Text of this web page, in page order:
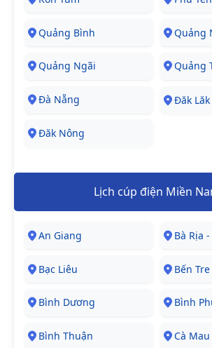
Quảng Bình Quảng
Quảng Ngãi Quảng
Đà Nẵng Đăk Lăk
Đăk Nông
Lịch cúp điện Miền
An Giang Bà Rịa
Bạc Liêu Bến Tre
Bình Dương Bình
Bình Thuận Cà Mau